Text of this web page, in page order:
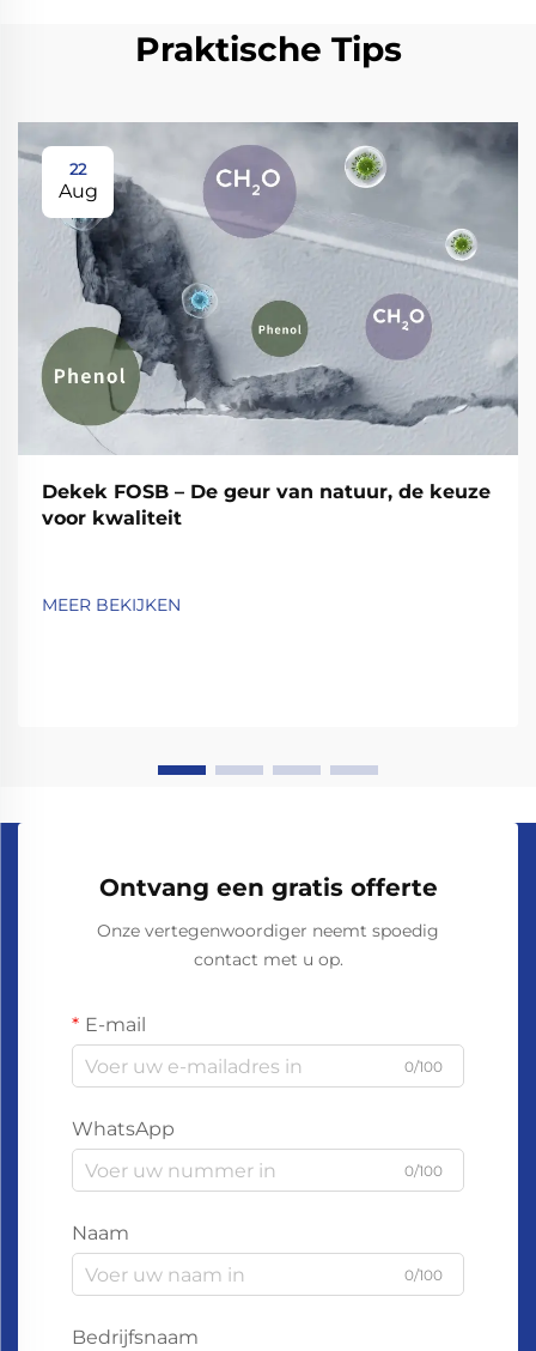
Praktische Tips
22
Aug
Dekek FOSB – De geur van natuur, de keuze
voor kwaliteit
MEER BEKIJKEN
Ontvang een gratis offerte
Onze vertegenwoordiger neemt spoedig
contact met u op.
E-mail
0/100
WhatsApp
0/100
Naam
0/100
Bedrijfsnaam